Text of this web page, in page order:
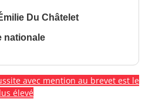
Du Châtelet
nationale
avec mention au brevet est le
élevé